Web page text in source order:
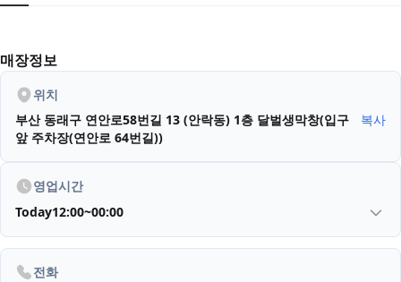
매장정보
위치
부산 동래구 연안로58번길 13 (안락동) 1층 달벌생막창(입구
앞 주차장(연안로 64번길))
복사
영업시간
Today12:00~00:00
전화